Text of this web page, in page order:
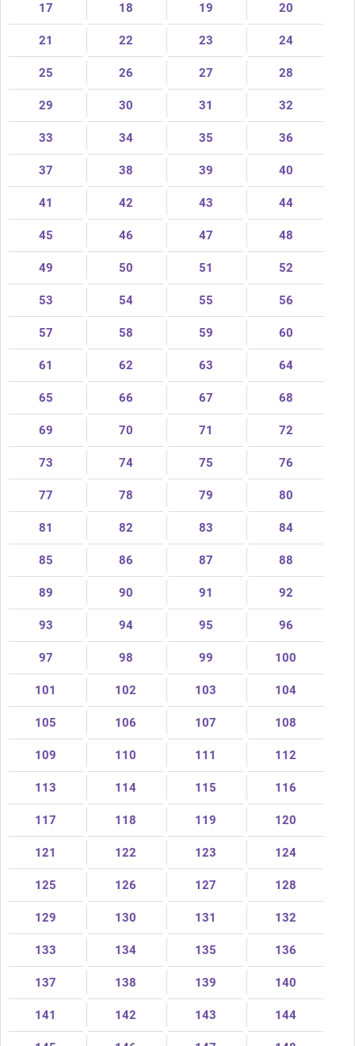
17 18 19 20
21 22 23 24
25 26 27 28
29 30 31 32
33 34 35 36
37 38 39 40
41 42 43 44
45 46 47 48
49 50 51 52
53 54 55 56
57 58 59 60
61 62 63 64
65 66 67 68
69 70 71 72
73 74 75 76
77 78 79 80
81 82 83 84
85 86 87 88
89 90 91 92
93 94 95 96
97 98 99 100
101 102 103 104
105 106 107 108
109 110 111 112
113 114 115 116
117 118 119 120
121 122 123 124
125 126 127 128
129 130 131 132
133 134 135 136
137 138 139 140
141 142 143 144